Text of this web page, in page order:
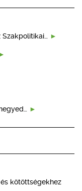
Szakpolitikai…
kötöttségekhez